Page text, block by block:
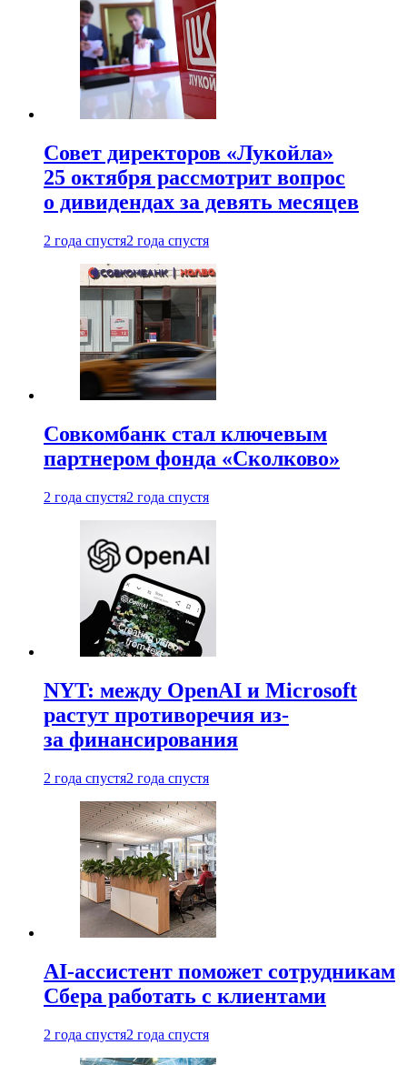
Совет директоров «Лукойла»
25 октября рассмотрит вопрос
о дивидендах за девять месяцев
2 года спустя2 года спустя
Совкомбанк стал ключевым
партнером фонда «Сколково»
2 года спустя2 года спустя
NYT: между OpenAI и Microsoft
растут противоречия из-
за финансирования
2 года спустя2 года спустя
AI-ассистент поможет сотрудникам
Сбера работать с клиентами
2 года спустя2 года спустя